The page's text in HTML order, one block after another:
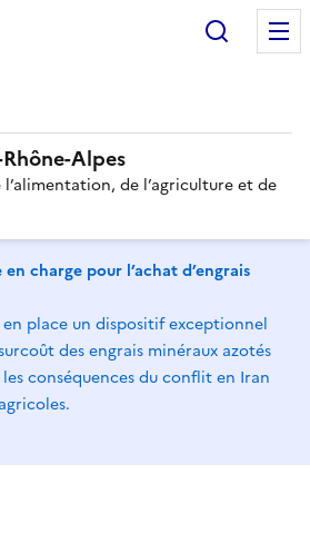
Alpes
de l’agriculture et de
charge pour l’achat d’engrais
place un dispositif exceptionnel
des engrais minéraux azotés
conséquences du conflit en Iran